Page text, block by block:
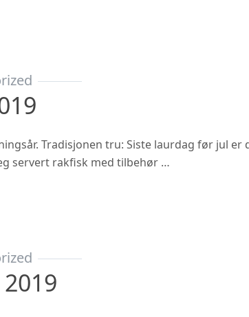
2020
Tradisjonen tru: Siste laurdag før jul er
servert rakfisk med tilbehør …
Juleavslutning 2019